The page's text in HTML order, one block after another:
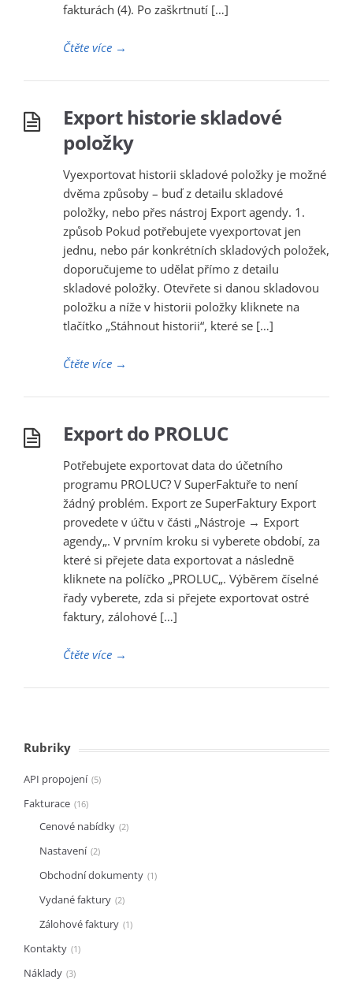
fakturách (4). Po zaškrtnutí […]
Čtěte více →
Export historie skladové
položky
Vyexportovat historii skladové položky je možné
dvěma způsoby – buď z detailu skladové
položky, nebo přes nástroj Export agendy. 1.
způsob Pokud potřebujete vyexportovat jen
jednu, nebo pár konkrétních skladových položek,
doporučujeme to udělat přímo z detailu
skladové položky. Otevřete si danou skladovou
položku a níže v historii položky kliknete na
tlačítko „Stáhnout historii“, které se […]
Čtěte více →
Export do PROLUC
Potřebujete exportovat data do účetního
programu PROLUC? V SuperFaktuře to není
žádný problém. Export ze SuperFaktury Export
provedete v účtu v části „Nástroje → Export
agendy„. V prvním kroku si vyberete období, za
které si přejete data exportovat a následně
kliknete na políčko „PROLUC„. Výběrem číselné
řady vyberete, zda si přejete exportovat ostré
faktury, zálohové […]
Čtěte více →
Rubriky
API propojení 5
Fakturace 16
Cenové nabídky 2
Nastavení 2
Obchodní dokumenty 1
Vydané faktury 2
Zálohové faktury 1
Kontakty 1
Náklady 3